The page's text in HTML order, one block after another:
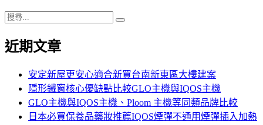
搜
關
近期文章
安定新屋更安心適合新買台南新東區大樓建案
隱形鐵窗核心優缺點比較GLO主機與IQOS主機
GLO主機與IQOS主機、Ploom 主機等同類品牌比較
日本必買保養品藥妝推薦IQOS煙彈不通用煙彈插入加熱